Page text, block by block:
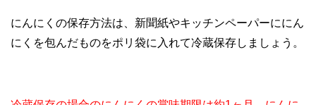
にんにくの保存方法は、新聞紙やキッチンペーパーににん
にくを包んだものをポリ袋に入れて冷蔵保存しましょう。